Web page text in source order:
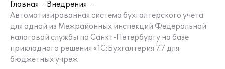
Главная
Внедрения
Автоматизированная система бухгалтерского учета
для одной из Межрайонных инспекций Федеральной
налоговой службы по Санкт-Петербургу на базе
прикладного решения «1С:Бухгалтерия 7.7 для
бюджетных учреж